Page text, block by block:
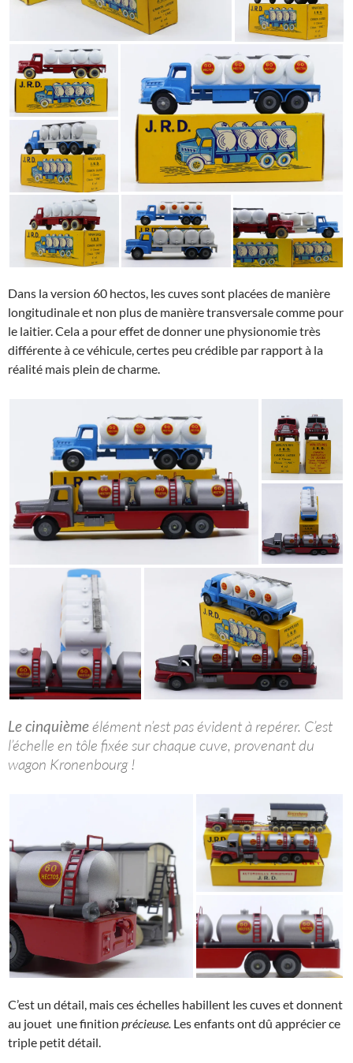
Dans la version 60 hectos, les cuves sont placées de manière
longitudinale et non plus de manière transversale comme pour
le laitier. Cela a pour effet de donner une physionomie très
différente à ce véhicule, certes peu crédible par rapport à la
réalité mais plein de charme.
Le cinquièmeélément n’est pas évident à repérer. C’est
l’échelle en tôle fixée sur chaque cuve, provenant du
wagon Kronenbourg !
C’est un détail, mais ces échelles habillent les cuves et donnent
au jouet une finition précieuse. Les enfants ont dû apprécier ce
triple petit détail.